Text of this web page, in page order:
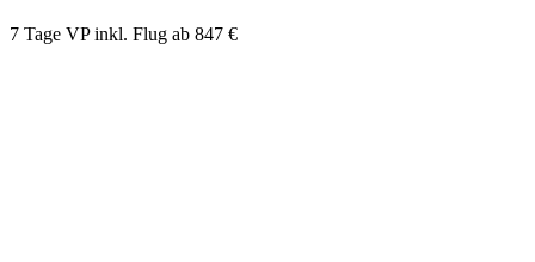
7 Tage VP inkl. Flug ab 847 €